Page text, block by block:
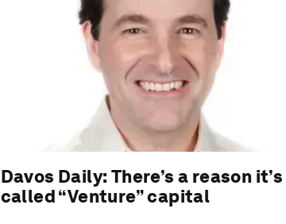
Davos Daily: There’s a reason it’s
called “Venture” capital